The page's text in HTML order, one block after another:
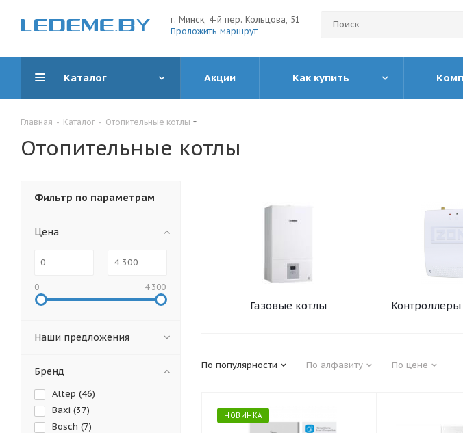
г. Минск, 4-й пер. Кольцова, 51
Проложить маршрут
Каталог Акции Как купить
Главная - Каталог - Отопительные котлы
Отопительные котлы
Газовые котлы Контроллеры
По популярности По алфавиту По цене
НОВИНКА
Фильтр по параметрам
Цена
0 4 300
Наши предложения
Бренд
Altep (46)
Baxi (37)
Bosch (7)